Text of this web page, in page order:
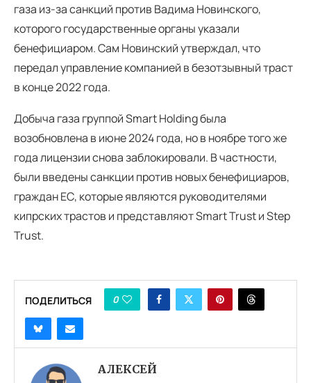
газа из-за санкций против Вадима Новинского,
которого государственные органы указали
бенефициаром. Сам Новинский утверждал, что
передал управление компанией в безотзывный траст
в конце 2022 года.
Добыча газа группой Smart Holding была
возобновлена в июне 2024 года, но в ноябре того же
года лицензии снова заблокировали. В частности,
были введены санкции против новых бенефициаров,
граждан ЕС, которые являются руководителями
кипрских трастов и представляют Smart Trust и Step
Trust.
ПОДЕЛИТЬСЯ 0
АЛЕКСЕЙ